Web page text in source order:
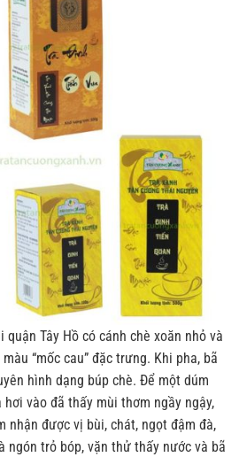
quận Tây Hồ có cánh chè xoăn nhỏ và
“mốc cau” đặc trưng. Khi pha, bã
hình dạng búp chè. Ðể một dúm
vào đã thấy mùi thơm ngầy ngậy,
nhận được vị bùi, chát, ngọt đậm đà,
ngón trỏ bóp, vặn thử thấy nước và bã